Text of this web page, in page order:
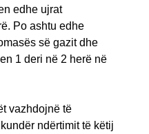
edhe ujrat
Po ashtu edhe
së gazit dhe
1 deri në 2 herë në
vazhdojnë të
ndërtimit të këtij